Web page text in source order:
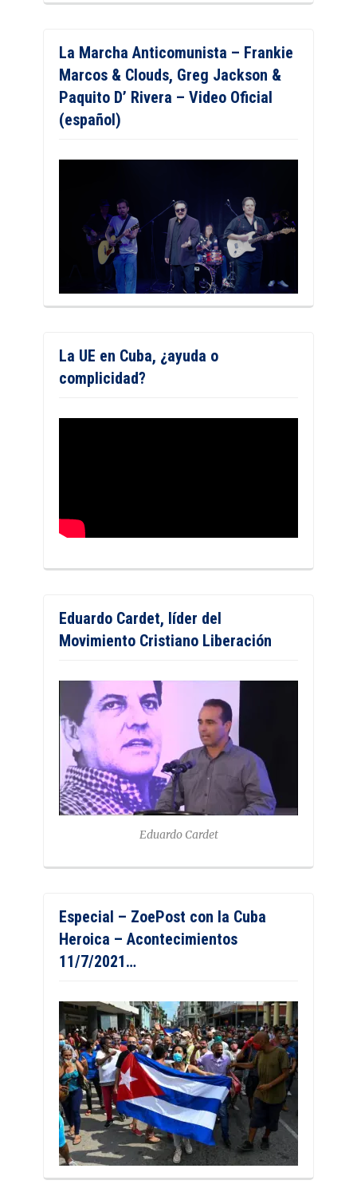
La Marcha Anticomunista – Frankie
Marcos & Clouds, Greg Jackson &
Paquito D’ Rivera – Video Oficial
(español)
La UE en Cuba, ¿ayuda o
complicidad?
Eduardo Cardet, líder del
Movimiento Cristiano Liberación
Eduardo Cardet
Especial – ZoePost con la Cuba
Heroica – Acontecimientos
11/7/2021…